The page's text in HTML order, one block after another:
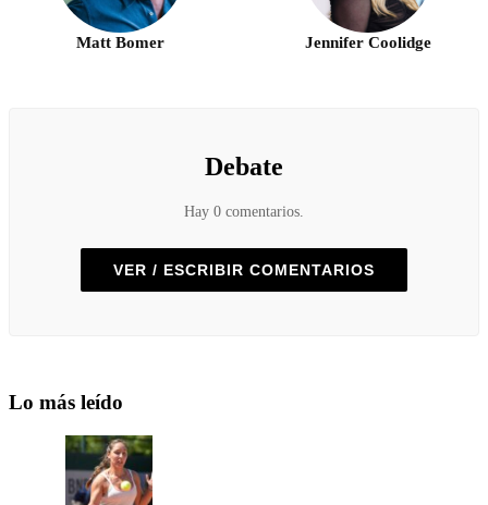
Matt Bomer Jennifer Coolidge
Debate
Hay 0 comentarios.
VER / ESCRIBIR COMENTARIOS
Lo más leído